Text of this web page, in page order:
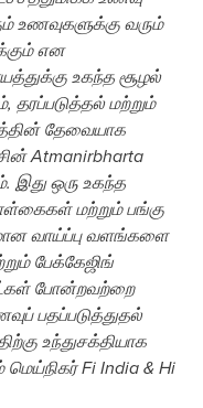
உணவுகளுக்கு வரும்
என
உகந்த சூழல்
தரப்படுத்தல் மற்றும்
தேவையாக
Atmanirbharta
இது ஒரு உகந்த
மற்றும் பங்கு
வாய்ப்பு வளங்களை
பேக்கேஜிங்
போன்றவற்றை
பதப்படுத்துதல்
உந்துசக்தியாக
Fi India & Hi